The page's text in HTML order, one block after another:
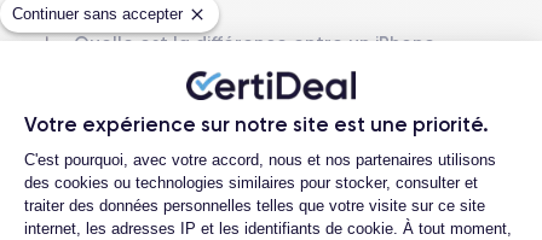
Continuer sans accepter
Votre expérience sur notre site est une priorité.
Plateforme de Gestion du
C'est pourquoi, avec votre accord, nous et nos partenaires utilisons
des cookies ou technologies similaires pour stocker, consulter et
traiter des données personnelles telles que votre visite sur ce site
internet, les adresses IP et les identifiants de cookie. À tout moment,
Date de sortie Système exploitation
Dimensions Poids
Écran
OLED 6.7 pouces
Résolution écran
2778 x 1284 pixels
Quelle est la différence entre un iPhone
Max reconditionné ?
Quelle est la durée de vie d'un iPhone 12
Pro Max reconditionné ?
Proposez-vous une assurance en cas de
casse due à des chocs ou à des chutes ?